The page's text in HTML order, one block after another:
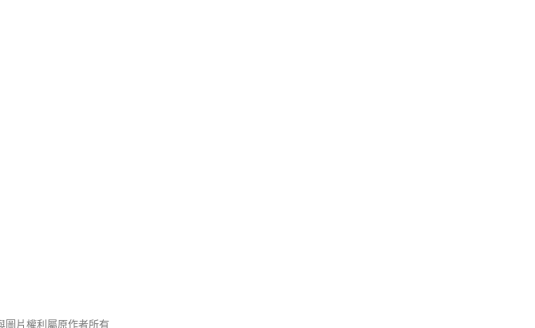
圖片權利屬原作者所有